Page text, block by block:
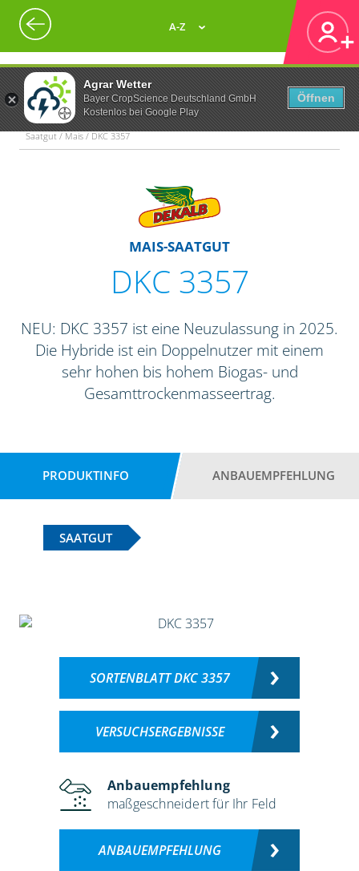
Agrar Wetter
Bayer CropScience Deutschland GmbH
Kostenlos bei Google Play
Öffnen
A-Z
Saatgut / Mais / DKC 3357
MAIS-SAATGUT
DKC 3357
NEU: DKC 3357 ist eine Neuzulassung in 2025.
Die Hybride ist ein Doppelnutzer mit einem
sehr hohen bis hohem Biogas- und
Gesamttrockenmasseertrag.
PRODUKTINFO ANBAUEMPFEHLUNG
SAATGUT
SORTENBLATT DKC 3357
VERSUCHSERGEBNISSE
Anbauempfehlung
maßgeschneidert für Ihr Feld
ANBAUEMPFEHLUNG